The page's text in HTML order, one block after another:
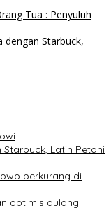
Tua : Penyuluh
dengan Starbuck,
Latih Petani
berkurang di
optimis dulang